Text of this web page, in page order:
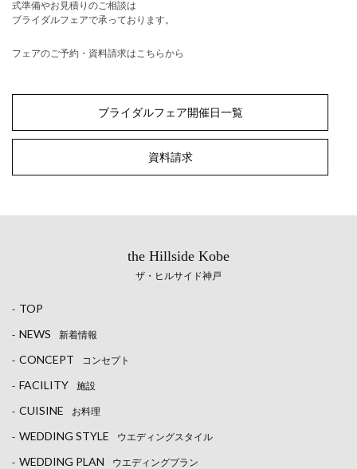
式準備やお見積りのご相談は
ブライダルフェアで承っております。
フェアのご予約・資料請求はこちらから
ブライダルフェア開催日一覧
資料請求
the Hillside Kobe
ザ・ヒルサイド神戸
- TOP
- NEWS 新着情報
- CONCEPT コンセプト
- FACILITY 施設
- CUISINE お料理
- WEDDING STYLE ウエディングスタイル
- WEDDING PLAN ウエディングプラン